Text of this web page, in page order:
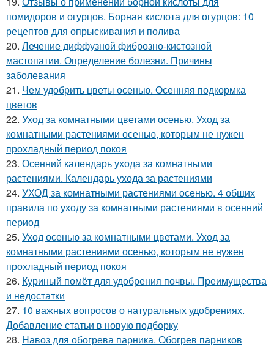
помидоров и огурцов. Борная кислота для огурцов: 10
рецептов для опрыскивания и полива
20. Лечение диффузной фиброзно-кистозной
мастопатии. Определение болезни. Причины
заболевания
21. Чем удобрить цветы осенью. Осенняя подкормка
цветов
22. Уход за комнатными цветами осенью. Уход за
комнатными растениями осенью, которым не нужен
прохладный период покоя
23. Осенний календарь ухода за комнатными
растениями. Календарь ухода за растениями
24. УХОД за комнатными растениями осенью. 4 общих
правила по уходу за комнатными растениями в осенний
период
25. Уход осенью за комнатными цветами. Уход за
комнатными растениями осенью, которым не нужен
прохладный период покоя
26. Куриный помёт для удобрения почвы. Преимущества
и недостатки
27. 10 важных вопросов о натуральных удобрениях.
Добавление статьи в новую подборку
28. Навоз для обогрева парника. Обогрев парников